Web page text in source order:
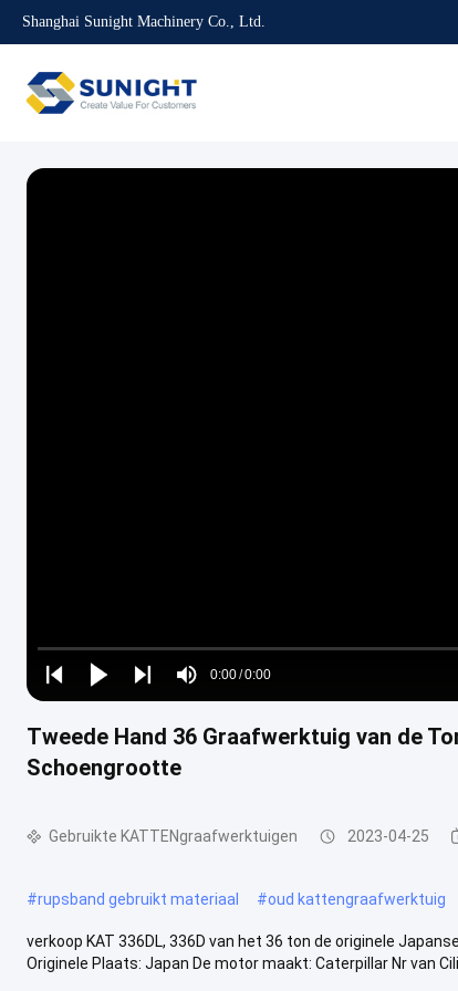
Shanghai Sunight Machinery Co., Ltd.
Play
Play
Play
Mute
Time
0:00/0:00
Loaded:
0%
Tweede Hand 36 Graafwerktuig van de
Schoengrootte
Gebruikte KATTENgraafwerktuigen 2023-04-25
#rupsband gebruikt materiaal #oud kattengraafwerktuig
verkoop KAT 336DL, 336D van het 36 ton de originele
Originele Plaats: Japan De motor maakt: Caterpillar Nr van